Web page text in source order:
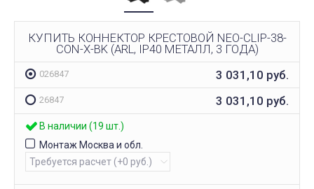
КУПИТЬ КОННЕКТОР КРЕСТОВОЙ NEO-CLIP-38-
CON-X-BK (ARL, IP40 МЕТАЛЛ, 3 ГОДА)
026847 3 031,10 руб.
26847 3 031,10 руб.
В наличии (19 шт.)
Монтаж Москва и обл.